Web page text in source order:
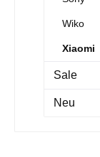
Wiko
Xiaomi
Sale
Neu